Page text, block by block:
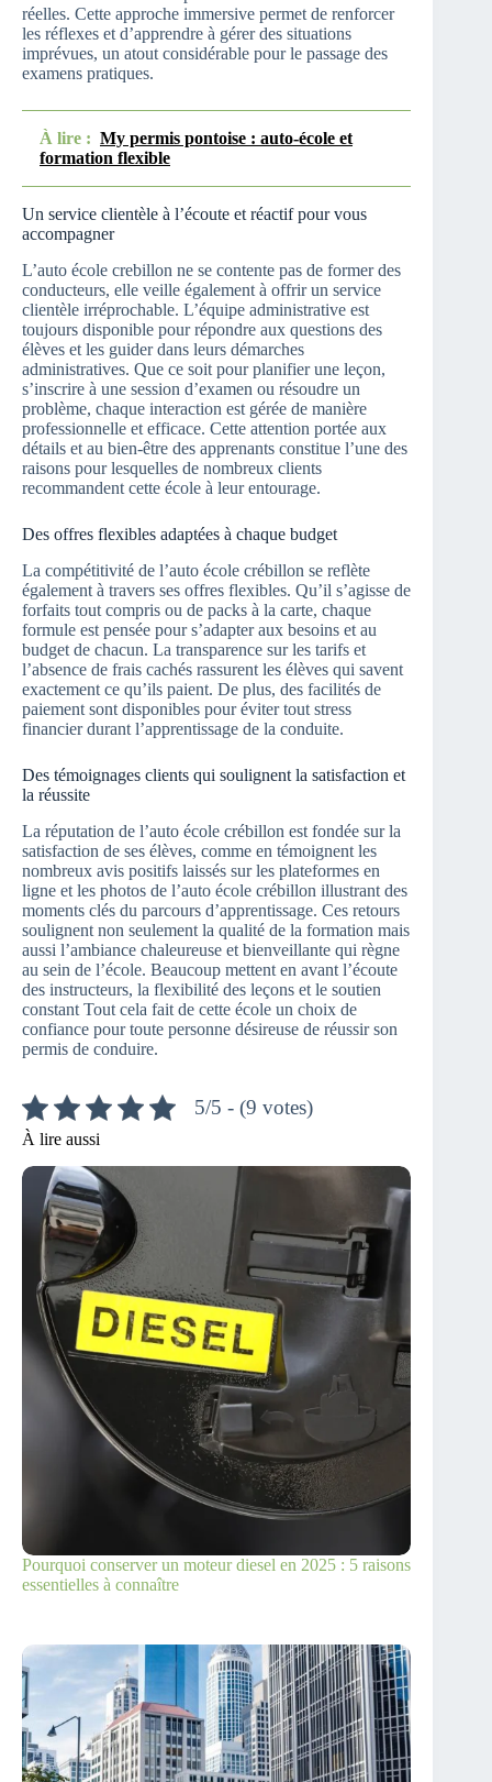
réelles. Cette approche immersive permet de renforcer
les réflexes et d’apprendre à gérer des situations
imprévues, un atout considérable pour le passage des
examens pratiques.
À lire : My permis pontoise : auto-école et
formation flexible
Un service clientèle à l’écoute et réactif pour vous
accompagner
L’auto école crebillon ne se contente pas de former des
conducteurs, elle veille également à offrir un service
clientèle irréprochable. L’équipe administrative est
toujours disponible pour répondre aux questions des
élèves et les guider dans leurs démarches
administratives. Que ce soit pour planifier une leçon,
s’inscrire à une session d’examen ou résoudre un
problème, chaque interaction est gérée de manière
professionnelle et efficace. Cette attention portée aux
détails et au bien-être des apprenants constitue l’une des
raisons pour lesquelles de nombreux clients
recommandent cette école à leur entourage.
Des offres flexibles adaptées à chaque budget
La compétitivité de l’auto école crébillon se reflète
également à travers ses offres flexibles. Qu’il s’agisse de
forfaits tout compris ou de packs à la carte, chaque
formule est pensée pour s’adapter aux besoins et au
budget de chacun. La transparence sur les tarifs et
l’absence de frais cachés rassurent les élèves qui savent
exactement ce qu’ils paient. De plus, des facilités de
paiement sont disponibles pour éviter tout stress
financier durant l’apprentissage de la conduite.
Des témoignages clients qui soulignent la satisfaction et
la réussite
La réputation de l’auto école crébillon est fondée sur la
satisfaction de ses élèves, comme en témoignent les
nombreux avis positifs laissés sur les plateformes en
ligne et les photos de l’auto école crébillon illustrant des
moments clés du parcours d’apprentissage. Ces retours
soulignent non seulement la qualité de la formation mais
aussi l’ambiance chaleureuse et bienveillante qui règne
au sein de l’école. Beaucoup mettent en avant l’écoute
des instructeurs, la flexibilité des leçons et le soutien
constant Tout cela fait de cette école un choix de
confiance pour toute personne désireuse de réussir son
permis de conduire.
5/5 - (9 votes)
À lire aussi
Pourquoi conserver un moteur diesel en 2025 : 5 raisons
essentielles à connaître